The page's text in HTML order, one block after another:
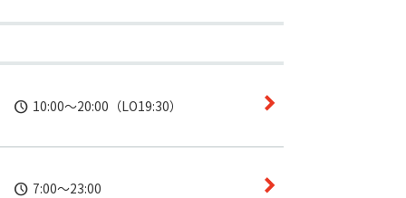
10:00～20:00（LO19:30）
7:00～23:00